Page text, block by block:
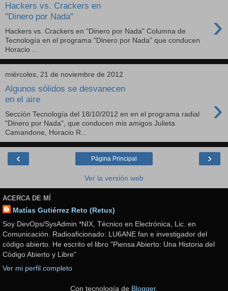
Hackers vs. Crackers en
"Dinero por Nada"
›
Hackers vs. Crackers en "Dinero por Nada" Columna de
Tecnología en el programa "Dinero por Nada" que conducen
Horacio ...
miércoles, 21 de noviembre de 2012
Algunos sólidos se desvanecen
en el aire
›
Sección Tecnología del 18/10/2012 en en el programa radial
"Dinero por Nada", que conducen mis amigos Julieta
Camandone, Horacio R...
‹ ›
Página Principal
Ver la versión web
ACERCA DE MÍ
Matías Gutiérrez Reto (Retux)
Soy DevOps/SysAdmin *NIX, Técnico en Electrónica, Lic. en
Comunicación. Radioaficionado: LU6ANE fan e investigador del
código abierto. He escrito el libro "Piensa Abierto: Una Historia del
Código Abierto y Libre"
Ver mi perfil completo
Con tecnología de Blogger.